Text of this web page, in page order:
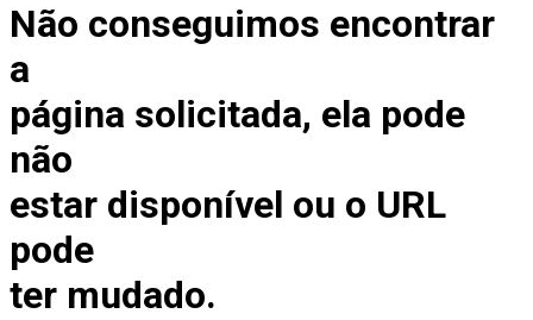
Não conseguimos encontrar
a
página solicitada, ela pode
não
estar disponível ou o URL
pode
ter mudado.